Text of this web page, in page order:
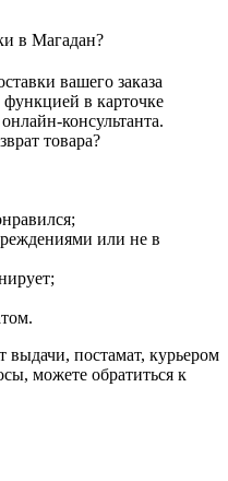
в Магадан?
вашего заказа
функцией в карточке
консультанта.
товара?
или не в
постамат, курьером
можете обратиться к